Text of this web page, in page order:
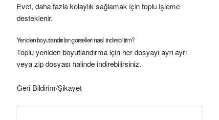
Evet, daha fazla kolaylık sağlamak için toplu işleme
desteklenir.
Yeniden boyutlandırılan görselleri nasıl indirebilirim?
Toplu yeniden boyutlandırma için her dosyayı ayrı ayrı
veya zip dosyası halinde indirebilirsiniz.
Geri Bildirim/Şikayet